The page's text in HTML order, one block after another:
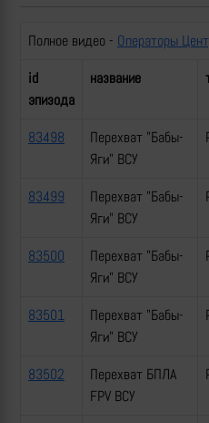
Полное видео - Операторы
id
эпизода
название
83498
Перехват "Бабы-
Яги" ВСУ
83499
Перехват "Бабы-
Яги" ВСУ
83500
Перехват "Бабы-
Яги" ВСУ
83501
Перехват "Бабы-
Яги" ВСУ
83502
Перехват БПЛА
FPV ВСУ